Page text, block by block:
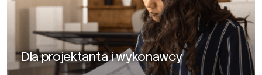
Dla projektanta i wykonawcy